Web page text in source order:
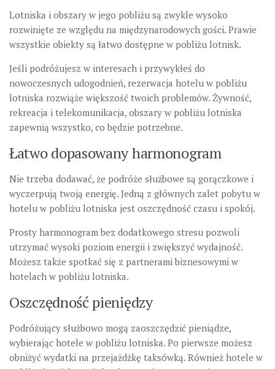
Lotniska i obszary w jego pobliżu są zwykle wysoko
rozwinięte ze względu na międzynarodowych gości. Prawie
wszystkie obiekty są łatwo dostępne w pobliżu lotnisk.
Jeśli podróżujesz w interesach i przywykłeś do
nowoczesnych udogodnień, rezerwacja hotelu w pobliżu
lotniska rozwiąże większość twoich problemów. Żywność,
rekreacja i telekomunikacja, obszary w pobliżu lotniska
zapewnią wszystko, co będzie potrzebne.
Łatwo dopasowany harmonogram
Nie trzeba dodawać, że podróże służbowe są gorączkowe i
wyczerpują twoją energię. Jedną z głównych zalet pobytu w
hotelu w pobliżu lotniska jest oszczędność czasu i spokój.
Prosty harmonogram bez dodatkowego stresu pozwoli
utrzymać wysoki poziom energii i zwiększyć wydajność.
Możesz także spotkać się z partnerami biznesowymi w
hotelach w pobliżu lotniska.
Oszczędność pieniędzy
Podróżujący służbowo mogą zaoszczędzić pieniądze,
wybierając hotele w pobliżu lotniska. Po pierwsze możesz
obniżyć wydatki na przejażdżkę taksówką. Również hotele w